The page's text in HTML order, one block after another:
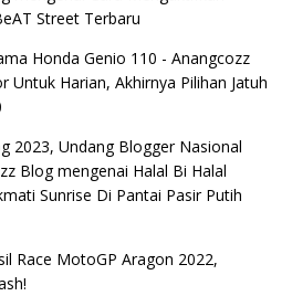
Street Terbaru
Honda Genio 110 - Anangcozz
Untuk Harian, Akhirnya Pilihan Jatuh
2023, Undang Blogger Nasional
Blogmengenai Halal Bi Halal
Sunrise Di Pantai Pasir Putih
Race MotoGP Aragon 2022,